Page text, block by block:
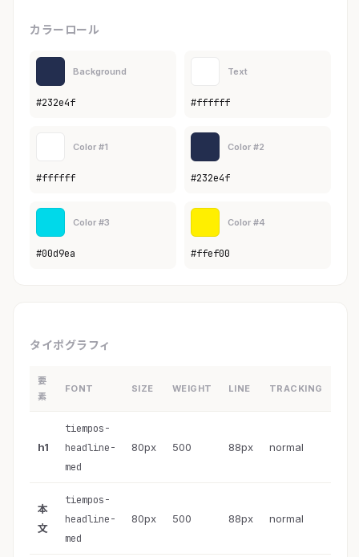
カラーロール
Background
#232e4f
Text
#ffffff
Color #1
#ffffff
Color #2
#232e4f
Color #3
#00d9ea
Color #4
#ffef00
タイポグラフィ
要
素
FONT SIZE WEIGHT LINE TRACKING
h1
tiempos-
headline-
med
80px 500 88px normal
本
文
tiempos-
headline-
med
80px 500 88px normal